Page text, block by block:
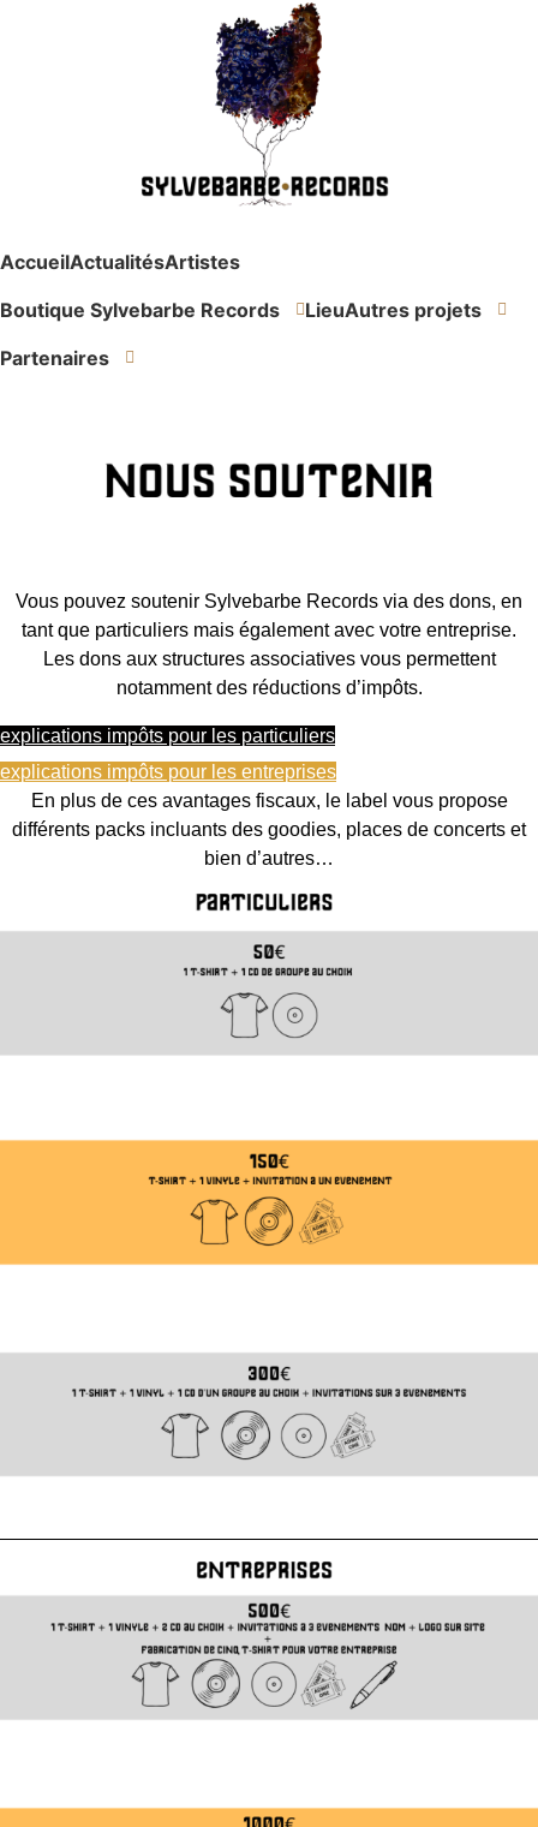
AccueilActualitésArtistes
Boutique Sylvebarbe Records
LieuAutres projets
Partenaires
Vous pouvez soutenir Sylvebarbe Records via des dons, en
tant que particuliers mais également avec votre entreprise.
Les dons aux structures associatives vous permettent
notamment des réductions d’impôts.
explications impôts pour les particuliers
explications impôts pour les entreprises
En plus de ces avantages fiscaux, le label vous propose
différents packs incluants des goodies, places de concerts et
bien d’autres…